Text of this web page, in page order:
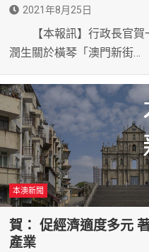
2021年8月25日
【本報訊】行政長官賀
潤生關於橫琴「澳門新街…
本澳新聞
賀： 促經濟適度多元
產業